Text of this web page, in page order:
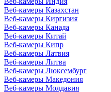
Веб-камеры Казахстан
Веб-камеры Киргизия
Веб-камеры Канада
Веб-камеры Китай
Веб-камеры Кипр
Веб-камеры Латвия
Веб-камеры Литва
Веб-камеры Люксембург
Веб-камеры Македония
Веб-камеры Молдавия